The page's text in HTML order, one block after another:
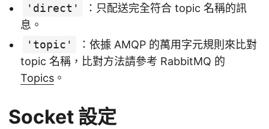
'direct'
：只配送完全符合 topic 名稱的訊
息。
'topic'
：依據 AMQP 的萬用字元規則來比對
topic 名稱，比對方法請參考 RabbitMQ 的
Topics 。
Socket 設定